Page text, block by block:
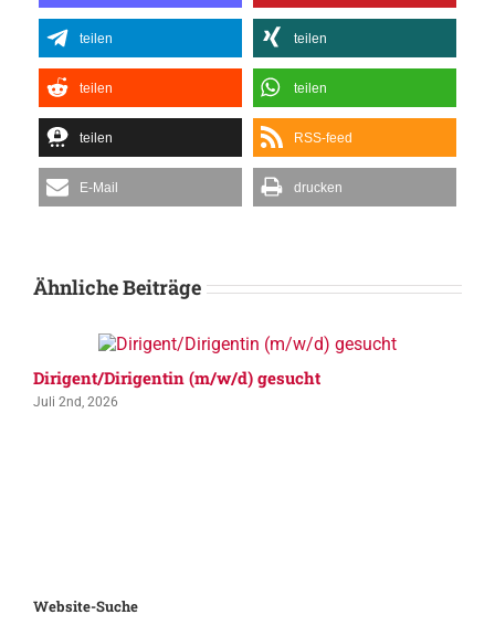
teilen teilen
teilen teilen
teilen RSS-feed
E-Mail drucken
Ähnliche Beiträge
Dirigent/Dirigentin (m/w/d) gesucht
Juli 2nd, 2026
Website-Suche